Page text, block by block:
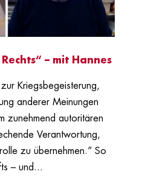
– mit Hannes
Kriegsbegeisterung,
anderer Meinungen
zunehmend autoritären
Verantwortung,
zu übernehmen.“ So
– und...